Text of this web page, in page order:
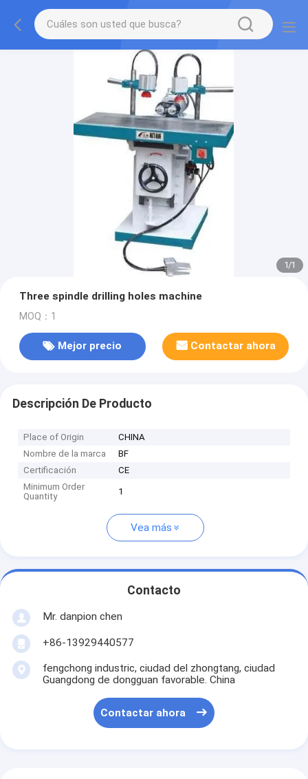
1/1
Three spindle drilling holes machine
MOQ：1
Mejor precio Contactar ahora
Descripción De Producto
Place of Origin
CHINA
Nombre de la marca
BF
Certificación
CE
Minimum Order
Quantity
1
Vea más
Contacto
Mr. danpion chen
+86-13929440577
fengchong industric, ciudad del zhongtang, ciudad
Guangdong de dongguan favorable. China
Contactar ahora